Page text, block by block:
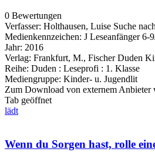
0 Bewertungen
Verfasser: Holthausen, Luise Suche
Medienkennzeichen: J Leseanfänger 6-
Jahr: 2016
Verlag: Frankfurt, M., Fischer Duden
Reihe: Duden : Leseprofi : 1. Klasse
Mediengruppe: Kinder- u. Jugendlit
Zum Download von externem Anbieter
Tab geöffnet
lädt
Wenn du Sorgen hast, rolle